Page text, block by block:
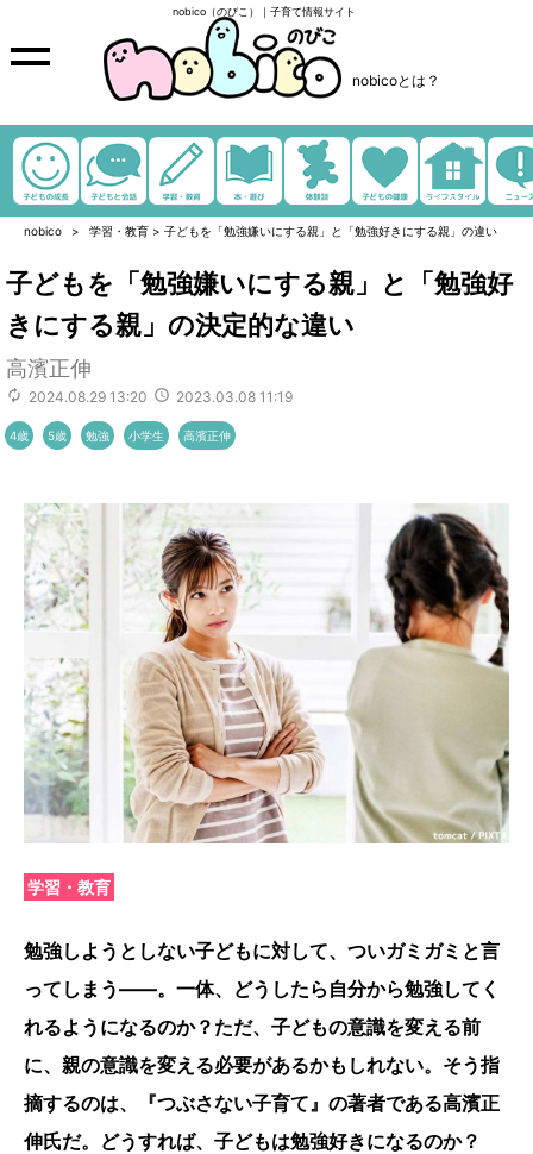
nobico（のびこ）｜子育て情報サイト
nobicoとは？
nobico 学習・教育 > 子どもを「勉強嫌いにする親」と「勉強好きにする親」の違い
子どもを「勉強嫌いにする親」と「勉強好
きにする親」の決定的な違い
高濱正伸
2024.08.29 13:20 2023.03.08 11:19
4歳 5歳 勉強 小学生 高濱正伸
学習・教育
勉強しようとしない子どもに対して、ついガミガミと言
ってしまう――。一体、どうしたら自分から勉強してく
れるようになるのか？ただ、子どもの意識を変える前
に、親の意識を変える必要があるかもしれない。そう指
摘するのは、『つぶさない子育て』の著者である高濱正
伸氏だ。どうすれば、子どもは勉強好きになるのか？